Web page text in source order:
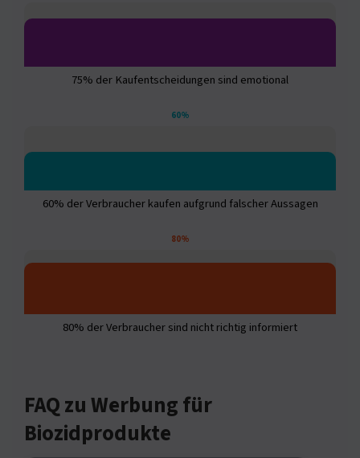
75% der Kaufentscheidungen sind emotional
60%
60% der Verbraucher kaufen aufgrund falscher Aussagen
80%
80% der Verbraucher sind nicht richtig informiert
FAQ zu Werbung für
Biozidprodukte